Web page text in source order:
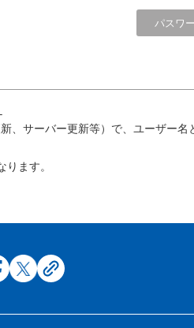
、サーバー更新等）で、ユーザー名
ます。
facebook
x copy